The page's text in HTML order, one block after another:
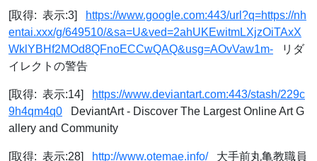
[取得: 表示:3]
https://www.google.com:443/url?q=https://nh
entai.xxx/g/649510/&sa=U&ved=2ahUKEwitmLXjzOiTAxX
WklYBHf2MOd8QFnoECCwQAQ&usg=AOvVaw1m- リダ
イレクトの警告
[取得: 表示:14]
https://www.deviantart.com:443/stash/229c
9h4qm4q0 DeviantArt - Discover The Largest Online Art G
allery and Community
[取得: 表示:28] http://www.otemae.info/大手前丸亀教職員